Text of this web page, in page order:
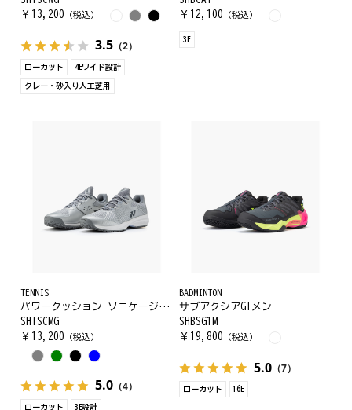
￥ 13,200 （税込）
3.5 （2）
ローカット 4Eワイド設計
クレー・砂入り人工芝用
￥ 12,100 （税込）
3E
TENNIS
パワークッション ソニケージ メン GC
SHTSCMG
￥ 13,200 （税込）
5.0 （4）
ローカット 3E設計
BADMINTON
サブアクシアGTメン
SHBSG1M
￥ 19,800 （税込）
5.0（7）
ローカット 16E